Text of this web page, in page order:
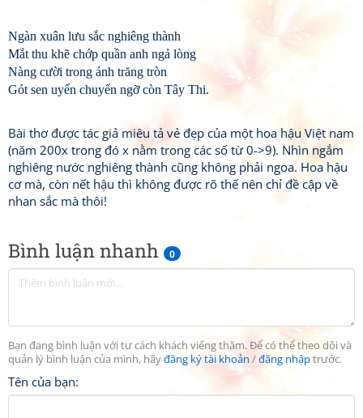
Bình luận nhanh 0
Bạn đang bình luận với tư cách khách viếng thăm. Để có thể theo dõi và
quản lý bình luận của mình, hãyđăng ký tài khoản /đăng nhậptrước.
Tên của bạn:
Ngàn xuân lưu sắc nghiêng thành
Mắt thu khẽ chớp quần anh ngả lòng
Nàng cười trong ánh trăng tròn
Gót sen uyển chuyển ngỡ còn Tây Thi.
Bài thơ được tác giả miêu tả vẻ đẹp của một hoa hậu Việt nam
(năm 200x trong đó x nằm trong các số từ 0->9). Nhìn ngắm
nghiêng nước nghiêng thành cũng không phải ngoa. Hoa hậu
cơ mà, còn nết hậu thì không được rõ thế nên chỉ đề cập về
nhan sắc mà thôi!